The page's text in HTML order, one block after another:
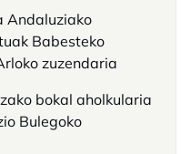
Andaluziako
Babesteko
zuzendaria
bokal aholkularia
Bulegoko